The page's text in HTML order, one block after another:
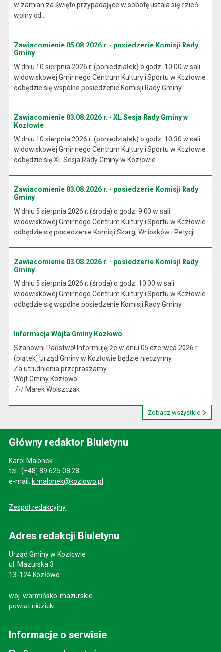
w zamian za święto przypadające w sobotę ustala się dzień
wolny od...
Zawiadomienie 05.08.2026 r. - posiedzenie Komisji Rady
Gminy
W dniu 10 sierpnia 2026 r. (poniedziałek) o godz. 10.00 w sali
widowiskowej Gminnego Centrum Kultury i Sportu w Kozłowie
odbędzie się wspólne posiedzenie Komisji Rady Gminy.
Zawiadomienie 03.08.2026 r. - XL Sesja Rady Gminy w
Kozłowie
W dniu 10 sierpnia 2026 r. (poniedziałek) o godz. 10.30 w sali
widowiskowej Gminnego Centrum Kultury i Sportu w Kozłowie
odbędzie się XL Sesja Rady Gminy w Kozłowie
Zawiadomienie 03.08.2026 r. - posiedzenie Komisji Rady
Gminy
W dniu 5 sierpnia 2026 r. (środa) o godz. 9.00 w sali
widowiskowej Gminnego Centrum Kultury i Sportu w Kozłowie
odbędzie się posiedzenie Komisji Skarg, Wniosków i Petycji.
Zawiadomienie 03.08.2026 r. - posiedzenie Komisji Rady
Gminy
W dniu 5 sierpnia 2026 r. (środa) o godz. 10.00 w sali
widowiskowej Gminnego Centrum Kultury i Sportu w Kozłowie
odbędzie się wspólne posiedzenie Komisji Rady Gminy.
Informacja Wójta Gminy Kozłowo
Szanowni Państwo! Informuję, że w dniu 05 czerwca 2026 r.
(piątek) Urząd Gminy w Kozłowie będzie nieczynny.
Za utrudnienia przepraszamy.
Wójt Gminy Kozłowo
/-/ Marek Wolszczak
Zobacz wszystkie
Główny redaktor Biuletynu
Karol Malonek
tel.: (+48) 89 625 08 28
e-mail: k.malonek@kozlowo.pl
Zespół redakcyjny
Adres redakcji Biuletynu
Urząd Gminy w Kozłowie
ul. Mazurska 3
13-124 Kozłowo
woj. warmińsko-mazurskie
powiat nidzicki
Informacje o serwisie